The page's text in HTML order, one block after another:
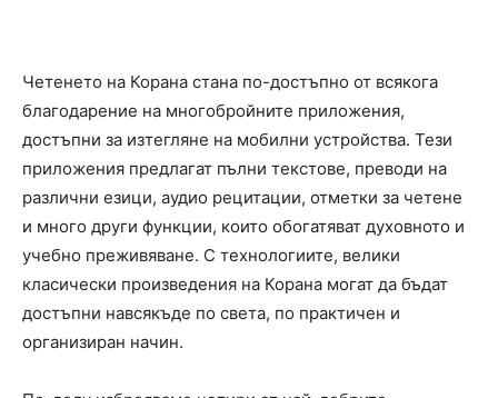
Четенето на Корана стана по-достъпно от всякога
благодарение на многобройните приложения,
достъпни за изтегляне на мобилни устройства. Тези
приложения предлагат пълни текстове, преводи на
различни езици, аудио рецитации, отметки за четене
и много други функции, които обогатяват духовното и
учебно преживяване. С технологиите, велики
класически произведения на Корана могат да бъдат
достъпни навсякъде по света, по практичен и
организиран начин.